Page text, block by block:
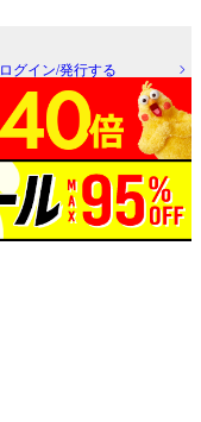
ログイン/発行する